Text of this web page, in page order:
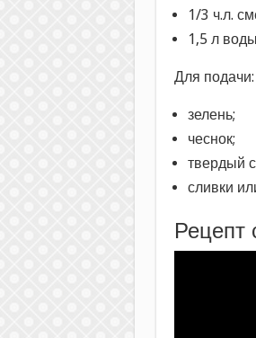
1/3 ч.л.
1,5 л
Для подачи:
зелень;
чеснок;
твердый
сливки
Рецепт